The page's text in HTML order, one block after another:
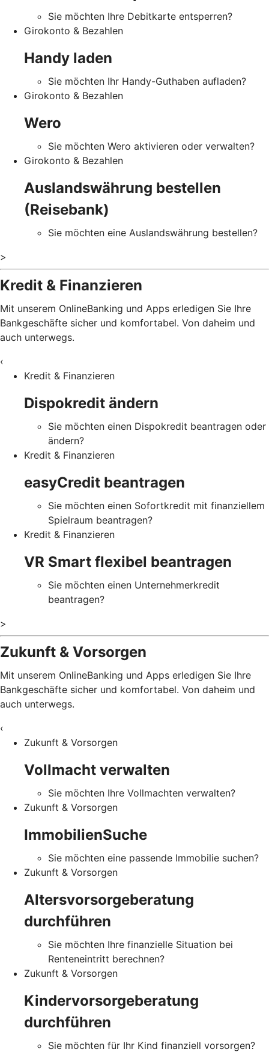
Sie möchten Ihre Debitkarte entsperren?
Girokonto & Bezahlen
Handy laden
Sie möchten Ihr Handy-Guthaben aufladen?
Girokonto & Bezahlen
Wero
Sie möchten Wero aktivieren oder verwalten?
Girokonto & Bezahlen
Auslandswährung bestellen
(Reisebank)
Sie möchten eine Auslandswährung bestellen?
>
Kredit & Finanzieren
Mit unserem OnlineBanking und Apps erledigen Sie Ihre
Bankgeschäfte sicher und komfortabel. Von daheim und
auch unterwegs.
‹
Kredit & Finanzieren
Dispokredit ändern
Sie möchten einen Dispokredit beantragen oder
ändern?
Kredit & Finanzieren
easyCredit beantragen
Sie möchten einen Sofortkredit mit finanziellem
Spielraum beantragen?
Kredit & Finanzieren
VR Smart flexibel beantragen
Sie möchten einen Unternehmerkredit
beantragen?
>
Zukunft & Vorsorgen
Mit unserem OnlineBanking und Apps erledigen Sie Ihre
Bankgeschäfte sicher und komfortabel. Von daheim und
auch unterwegs.
‹
Zukunft & Vorsorgen
Vollmacht verwalten
Sie möchten Ihre Vollmachten verwalten?
Zukunft & Vorsorgen
ImmobilienSuche
Sie möchten eine passende Immobilie suchen?
Zukunft & Vorsorgen
Altersvorsorgeberatung
durchführen
Sie möchten Ihre finanzielle Situation bei
Renteneintritt berechnen?
Zukunft & Vorsorgen
Kindervorsorgeberatung
durchführen
Sie möchten für Ihr Kind finanziell vorsorgen?